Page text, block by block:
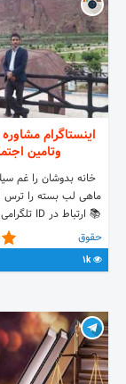
اینستاگرام
وتامین
خانه بدوشان را غم
ماهی لب بسته را ترس
✒ ‏
حقوق
1k